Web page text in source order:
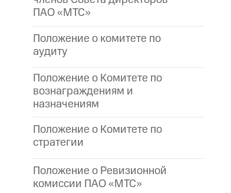
ПАО «МТС»
Положение о комитете по
аудиту
Положение о Комитете по
вознаграждениям и
назначениям
Положение о Комитете по
стратегии
Положение о Ревизионной
комиссии ПАО «МТС»